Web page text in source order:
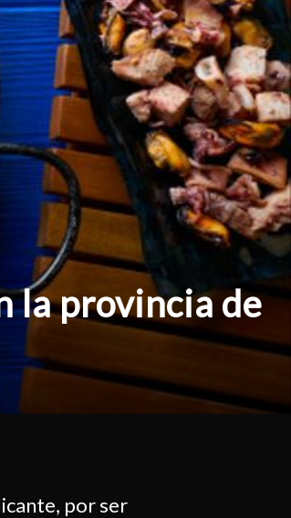
la provincia de
por ser